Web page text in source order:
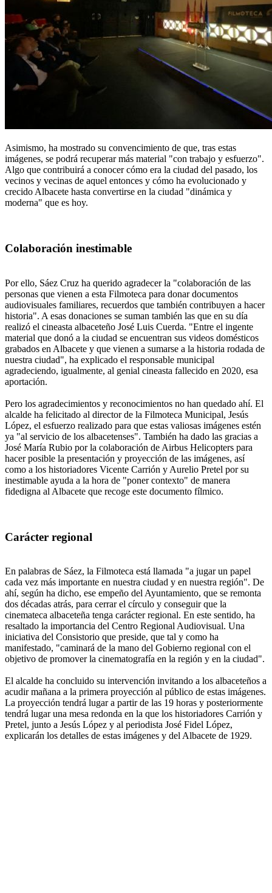
Asimismo, ha mostrado su convencimiento de que, tras estas
imágenes, se podrá recuperar más material "con trabajo y esfuerzo".
Algo que contribuirá a conocer cómo era la ciudad del pasado, los
vecinos y vecinas de aquel entonces y cómo ha evolucionado y
crecido Albacete hasta convertirse en la ciudad "dinámica y
moderna" que es hoy.
Colaboración inestimable
Por ello, Sáez Cruz ha querido agradecer la "colaboración de las
personas que vienen a esta Filmoteca para donar documentos
audiovisuales familiares, recuerdos que también contribuyen a hacer
historia". A esas donaciones se suman también las que en su día
realizó el cineasta albaceteño José Luis Cuerda. "Entre el ingente
material que donó a la ciudad se encuentran sus videos domésticos
grabados en Albacete y que vienen a sumarse a la historia rodada de
nuestra ciudad", ha explicado el responsable municipal
agradeciendo, igualmente, al genial cineasta fallecido en 2020, esa
aportación.
Pero los agradecimientos y reconocimientos no han quedado ahí. El
alcalde ha felicitado al director de la Filmoteca Municipal, Jesús
López, el esfuerzo realizado para que estas valiosas imágenes estén
ya "al servicio de los albacetenses". También ha dado las gracias a
José María Rubio por la colaboración de Airbus Helicopters para
hacer posible la presentación y proyección de las imágenes, así
como a los historiadores Vicente Carrión y Aurelio Pretel por su
inestimable ayuda a la hora de "poner contexto" de manera
fidedigna al Albacete que recoge este documento fílmico.
Carácter regional
En palabras de Sáez, la Filmoteca está llamada "a jugar un papel
cada vez más importante en nuestra ciudad y en nuestra región". De
ahí, según ha dicho, ese empeño del Ayuntamiento, que se remonta
dos décadas atrás, para cerrar el círculo y conseguir que la
cinemateca albaceteña tenga carácter regional. En este sentido, ha
resaltado la importancia del Centro Regional Audiovisual. Una
iniciativa del Consistorio que preside, que tal y como ha
manifestado, "caminará de la mano del Gobierno regional con el
objetivo de promover la cinematografía en la región y en la ciudad".
El alcalde ha concluido su intervención invitando a los albaceteños a
acudir mañana a la primera proyección al público de estas imágenes.
La proyección tendrá lugar a partir de las 19 horas y posteriormente
tendrá lugar una mesa redonda en la que los historiadores Carrión y
Pretel, junto a Jesús López y al periodista José Fidel López,
explicarán los detalles de estas imágenes y del Albacete de 1929.